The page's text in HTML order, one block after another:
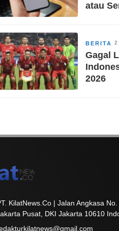
atau
BERITA 2
Gagal
2026
KilatNews.Co | Jalan Angkasa
Pusat, DKI Jakarta 10610